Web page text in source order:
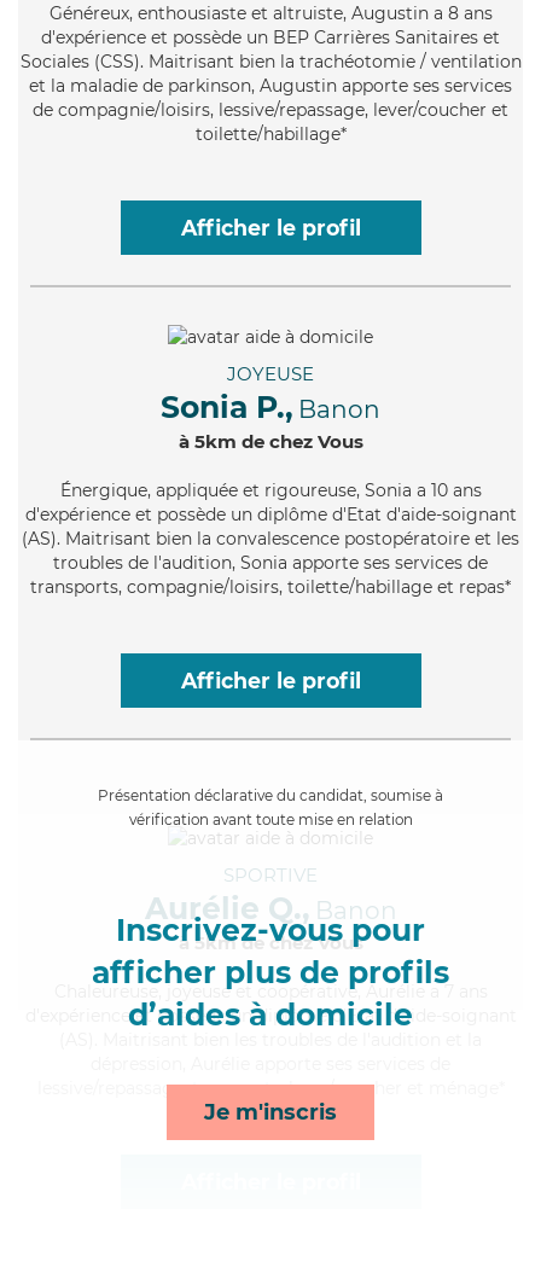
Généreux, enthousiaste et altruiste, Augustin a 8 ans
d'expérience et possède un BEP Carrières Sanitaires et
Sociales (CSS). Maitrisant bien la trachéotomie / ventilation
et la maladie de parkinson, Augustin apporte ses services
de compagnie/loisirs, lessive/repassage, lever/coucher et
toilette/habillage*
Afficher le profil
JOYEUSE
Sonia P., Banon
à 5km de chez Vous
Énergique, appliquée et rigoureuse, Sonia a 10 ans
d'expérience et possède un diplôme d'Etat d'aide-soignant
(AS). Maitrisant bien la convalescence postopératoire et les
troubles de l'audition, Sonia apporte ses services de
transports, compagnie/loisirs, toilette/habillage et repas*
Afficher le profil
Présentation déclarative du candidat, soumise à
vérification avant toute mise en relation
Inscrivez-vous pour
afficher plus de profils
d’aides à domicile
Je m'inscris
SPORTIVE
Aurélie Q., Banon
à 5km de chez Vous
, joyeuse et coopérative, Aurélie a 7 ans
d'expérience et possède un diplôme d'Etat d'aide-soignant
lessive/repassage, transports, lever/coucher et ménage*